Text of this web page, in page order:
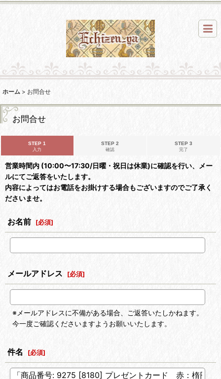
ホーム > お問合せ
お問合せ
STEP 1
入力
STEP 2
確認
STEP 3
完了
営業時間内 (10:00〜17:30/日曜・祝日は休業)に確認を行い、メー
ルにてご返答をいたします。
内容によってはお電話をお掛けする場合もございますのでご了承く
ださいませ。
お名前 [必須]
メールアドレス [必須]
※メールアドレスに不備がある場合、ご返答いたしかねます。
今一度ご確認くださいますようお願いいたします。
件名 [必須]